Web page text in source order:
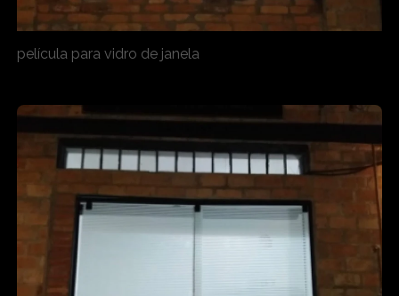
película para vidro de janela